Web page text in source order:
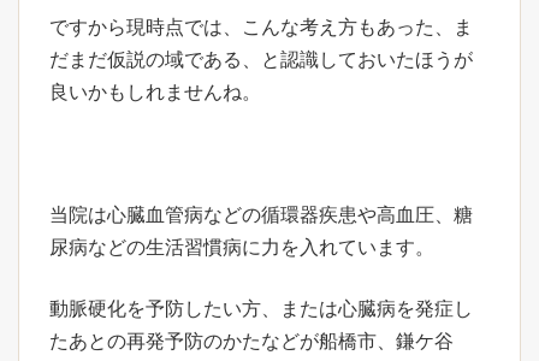
ですから現時点では、こんな考え方もあった、ま
だまだ仮説の域である、と認識しておいたほうが
良いかもしれませんね。
当院は心臓血管病などの循環器疾患や高血圧、糖
尿病などの生活習慣病に力を入れています。
動脈硬化を予防したい方、または心臓病を発症し
たあとの再発予防のかたなどが船橋市、鎌ケ谷